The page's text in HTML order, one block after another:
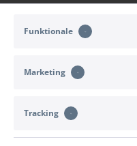
INFORMATIONEN
Funktionale
Marketing
Tracking